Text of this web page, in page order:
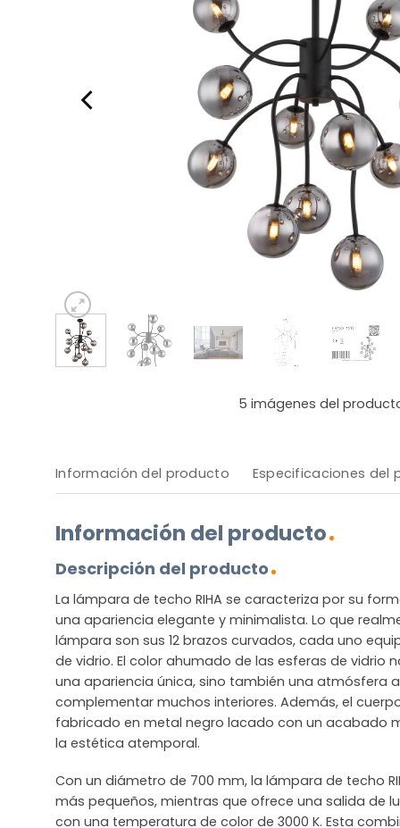
5 imágenes del
Información del producto Especificaciones del
Información del producto
Descripción del producto
La lámpara de techo RIHA se caracteriza por su
una apariencia elegante y minimalista. Lo que
lámpara son sus 12 brazos curvados, cada uno
de vidrio. El color ahumado de las esferas de vidrio
una apariencia única, sino también una atmósfera
complementar muchos interiores. Además, el
fabricado en metal negro lacado con un acabado
la estética atemporal.
Con un diámetro de 700 mm, la lámpara de techo
más pequeños, mientras que ofrece una salida de
con una temperatura de color de 3000 K. Esta